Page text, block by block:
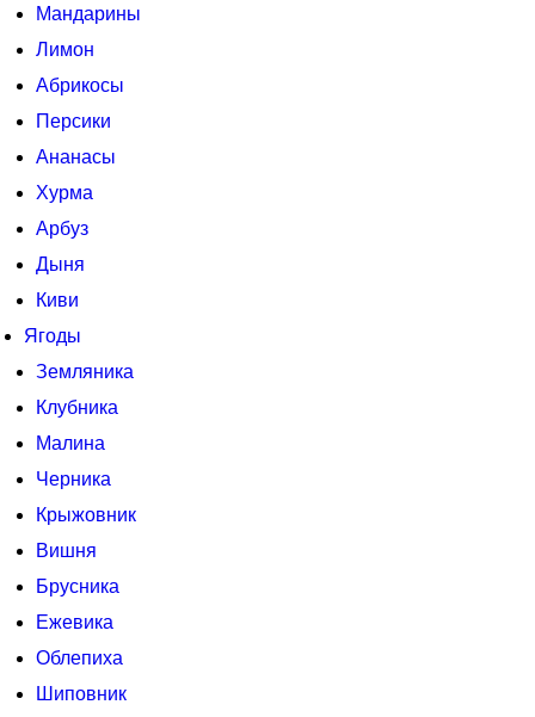
Мандарины
Лимон
Абрикосы
Персики
Ананасы
Хурма
Арбуз
Дыня
Киви
Ягоды
Земляника
Клубника
Малина
Черника
Крыжовник
Вишня
Брусника
Ежевика
Облепиха
Шиповник